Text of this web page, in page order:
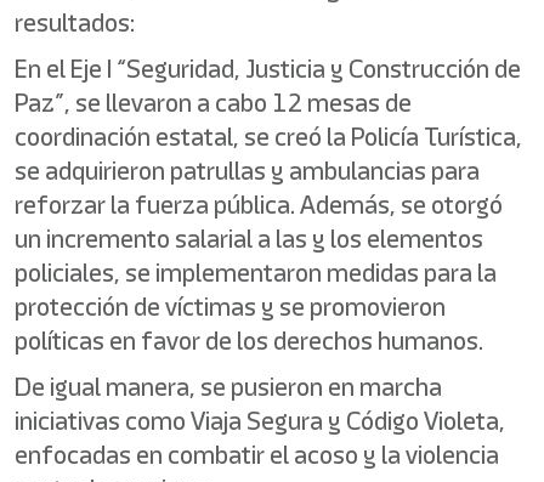
resultados:
En el Eje I “Seguridad, Justicia y Construcción de
Paz”, se llevaron a cabo 12 mesas de
coordinación estatal, se creó la Policía Turística,
se adquirieron patrullas y ambulancias para
reforzar la fuerza pública. Además, se otorgó
un incremento salarial a las y los elementos
policiales, se implementaron medidas para la
protección de víctimas y se promovieron
políticas en favor de los derechos humanos.
De igual manera, se pusieron en marcha
iniciativas como Viaja Segura y Código Violeta,
enfocadas en combatir el acoso y la violencia